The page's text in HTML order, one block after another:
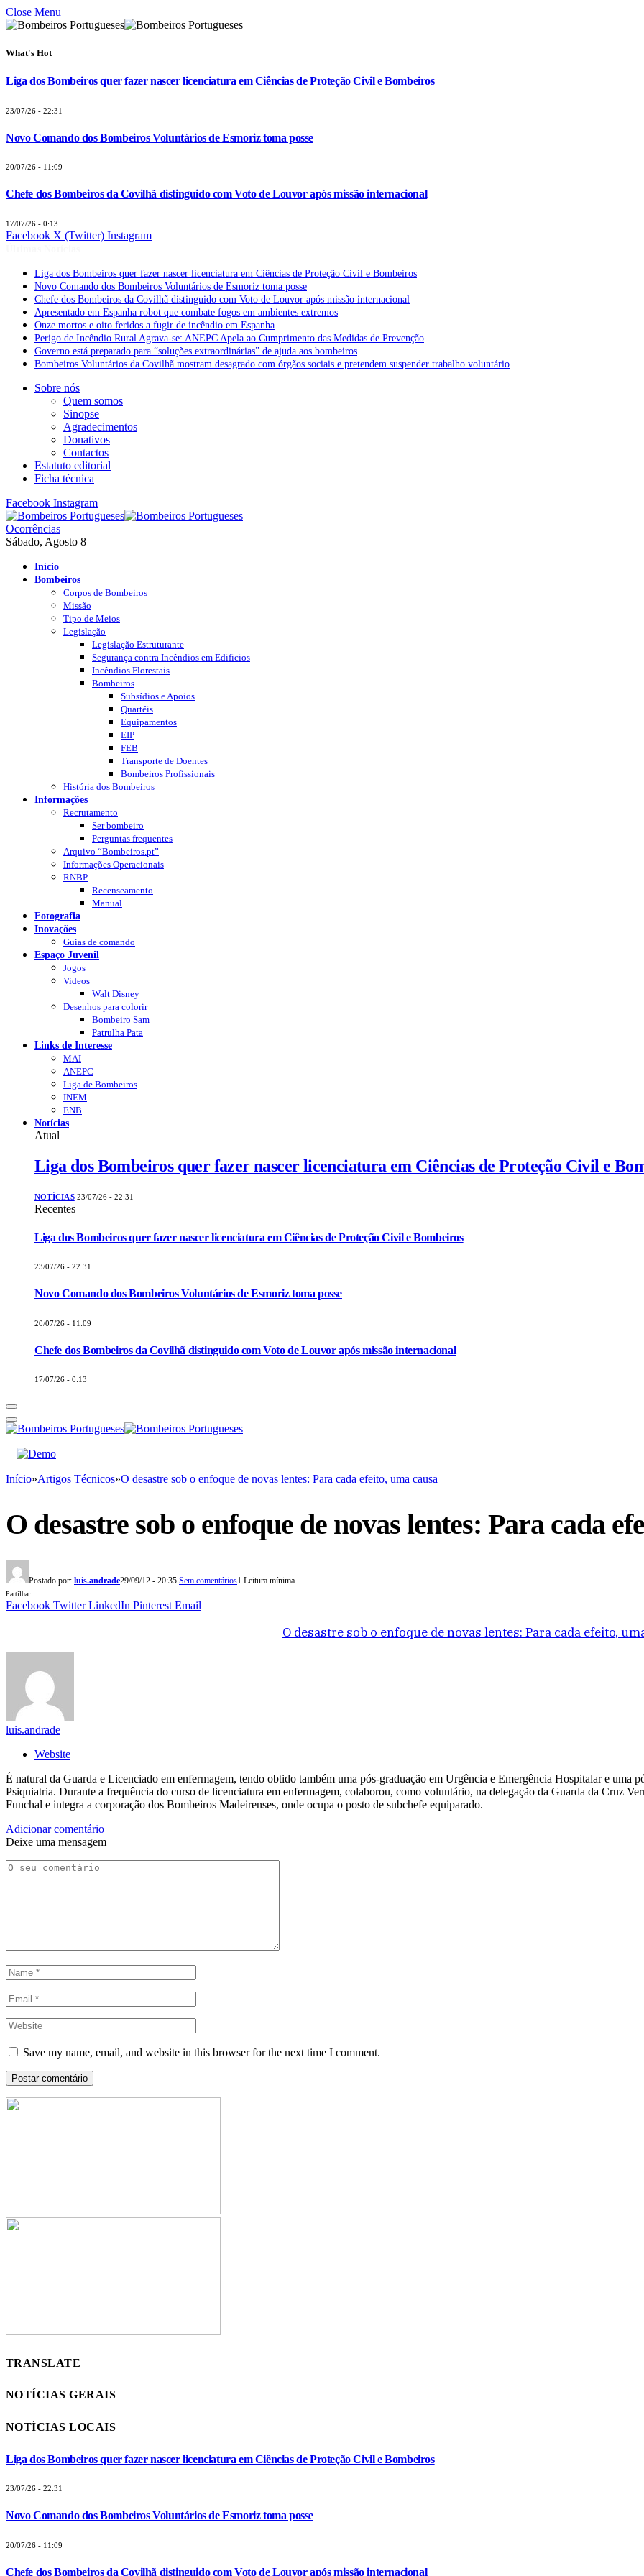
Close Menu
What's Hot
Liga dos Bombeiros quer fazer nascer licenciatura em Ciências de Proteção Civil e Bombeiros
23/07/26 - 22:31
Novo Comando dos Bombeiros Voluntários de Esmoriz toma posse
20/07/26 - 11:09
Chefe dos Bombeiros da Covilhã distinguido com Voto de Louvor após missão internacional
17/07/26 - 0:13
Facebook X (Twitter) Instagram
Liga dos Bombeiros quer fazer nascer licenciatura em Ciências de Proteção Civil e Bombeiros
Novo Comando dos Bombeiros Voluntários de Esmoriz toma posse
Chefe dos Bombeiros da Covilhã distinguido com Voto de Louvor após missão internacional
Apresentado em Espanha robot que combate fogos em ambientes extremos
Onze mortos e oito feridos a fugir de incêndio em Espanha
Perigo de Incêndio Rural Agrava-se: ANEPC Apela ao Cumprimento das Medidas de Prevenção
Governo está preparado para “soluções extraordinárias” de ajuda aos bombeiros
Bombeiros Voluntários da Covilhã mostram desagrado com órgãos sociais e pretendem suspender trabalho voluntário
Sobre nós
Quem somos
Sinopse
Agradecimentos
Donativos
Contactos
Estatuto editorial
Ficha técnica
Facebook Instagram
Ocorrências
Sábado, Agosto 8
Início
Bombeiros
Corpos de Bombeiros
Missão
Tipo de Meios
Legislação
Legislação Estruturante
Segurança contra Incêndios em Edificios
Incêndios Florestais
Bombeiros
Subsídios e Apoios
Quartéis
Equipamentos
EIP
FEB
Transporte de Doentes
Bombeiros Profissionais
História dos Bombeiros
Informações
Recrutamento
Ser bombeiro
Perguntas frequentes
Arquivo “Bombeiros.pt”
Informações Operacionais
RNBP
Recenseamento
Manual
Fotografia
Inovações
Guias de comando
Espaço Juvenil
Jogos
Videos
Walt Disney
Desenhos para colorir
Bombeiro Sam
Patrulha Pata
Links de Interesse
MAI
ANEPC
Liga de Bombeiros
INEM
ENB
Notícias
Atual
Liga dos Bombeiros quer fazer nascer licenciatura em Ciências de Proteção Civil e
NOTÍCIAS 23/07/26 - 22:31
Recentes
Liga dos Bombeiros quer fazer nascer licenciatura em Ciências de Proteção Civil e Bombeiros
23/07/26 - 22:31
Novo Comando dos Bombeiros Voluntários de Esmoriz toma posse
20/07/26 - 11:09
Chefe dos Bombeiros da Covilhã distinguido com Voto de Louvor após missão internacional
17/07/26 - 0:13
Início»Artigos Técnicos»O desastre sob o enfoque de novas lentes: Para cada efeito, uma causa
O desastre sob o enfoque de novas lentes: Para cada
Postado por: luis.andrade29/09/12 - 20:35 Sem comentários1 Leitura mínima
Partilhar
Facebook Twitter LinkedIn Pinterest Email
O desastre sob o enfoque de novas lentes: Para cada efeito,
luis.andrade
Website
É natural da Guarda e Licenciado em enfermagem, tendo obtido também uma pós-graduação em Urgência e Emergência Hospitalar e uma
Psiquiatria. Durante a frequência do curso de licenciatura em enfermagem, colaborou, como voluntário, na delegação da Guarda da Cruz
Funchal e integra a corporação dos Bombeiros Madeirenses, onde ocupa o posto de subchefe equiparado.
Adicionar comentário
Deixe uma mensagem
Save my name, email, and website in this browser for the next time I comment.
TRANSLATE
NOTÍCIAS GERAIS
NOTÍCIAS LOCAIS
Liga dos Bombeiros quer fazer nascer licenciatura em Ciências de Proteção Civil e Bombeiros
23/07/26 - 22:31
Novo Comando dos Bombeiros Voluntários de Esmoriz toma posse
20/07/26 - 11:09
Chefe dos Bombeiros da Covilhã distinguido com Voto de Louvor após missão internacional